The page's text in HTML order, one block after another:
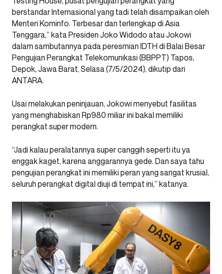
berstandar Internasional yang tadi telah disampaikan oleh
Menteri Kominfo. Terbesar dan terlengkap di Asia
Tenggara,” kata Presiden Joko Widodo atau Jokowi
dalam sambutannya pada peresmian IDTH di Balai Besar
Pengujian Perangkat Telekomunikasi (BBPPT) Tapos,
Depok, Jawa Barat, Selasa (7/5/2024), dikutip dari
ANTARA.
Usai melakukan peninjauan, Jokowi menyebut fasilitas
yang menghabiskan Rp980 miliar ini bakal memiliki
perangkat super modern.
“Jadi kalau peralatannya super canggih seperti itu ya
enggak kaget, karena anggarannya gede. Dan saya tahu
pengujian perangkat ini memiliki peran yang sangat krusial,
seluruh perangkat digital diuji di tempat ini,” katanya.